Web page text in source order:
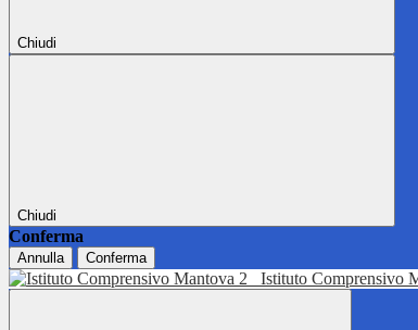
Chiudi
Chiudi
Conferma
Annulla Conferma
Istituto Comprensivo